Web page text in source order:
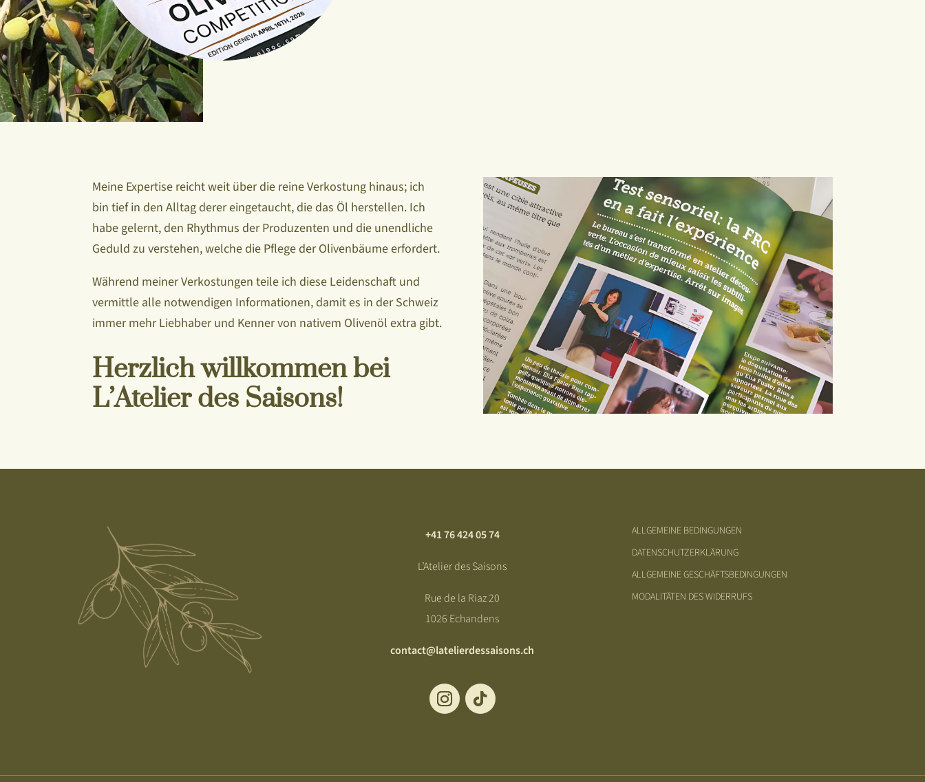
Meine Expertise reicht weit über die reine Verkostung hinaus; ich
bin tief in den Alltag derer eingetaucht, die das Öl herstellen. Ich
habe gelernt, den Rhythmus der Produzenten und die unendliche
Geduld zu verstehen, welche die Pflege der Olivenbäume erfordert.
Während meiner Verkostungen teile ich diese Leidenschaft und
vermittle alle notwendigen Informationen, damit es in der Schweiz
immer mehr Liebhaber und Kenner von nativem Olivenöl extra gibt.
Herzlich willkommen bei
L’Atelier des Saisons!
+41 76 424 05 74
L’Atelier des Saisons
Rue de la Riaz 20
1026 Echandens
contact@latelierdessaisons.ch
ALLGEMEINE BEDINGUNGEN
DATENSCHUTZERKLÄRUNG
ALLGEMEINE GESCHÄFTSBEDINGUNGEN
MODALITÄTEN DES WIDERRUFS